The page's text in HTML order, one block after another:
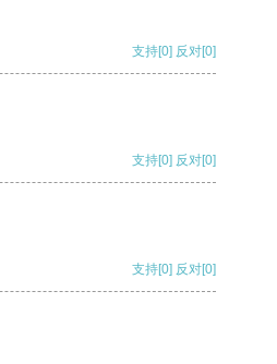
支持[0] 反对[0]
支持[0] 反对[0]
支持[0] 反对[0]